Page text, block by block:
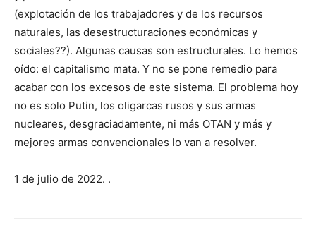
(explotación de los trabajadores y de los recursos
naturales, las desestructuraciones económicas y
sociales??). Algunas causas son estructurales. Lo hemos
oído: el capitalismo mata. Y no se pone remedio para
acabar con los excesos de este sistema. El problema hoy
no es solo Putin, los oligarcas rusos y sus armas
nucleares, desgraciadamente, ni más OTAN y más y
mejores armas convencionales lo van a resolver.
1 de julio de 2022. .